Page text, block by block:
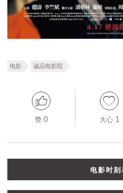
电影 诚品电影院
赞 0 大心 1
电影时刻